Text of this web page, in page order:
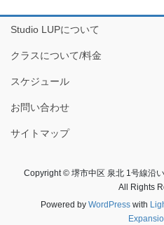
Studio LUPについて
クラスについて/料金
スケジュール
お問い合わせ
サイトマップ
Copyright © 堺市中区 泉北 1号線沿
All Rights
Powered by WordPresswith